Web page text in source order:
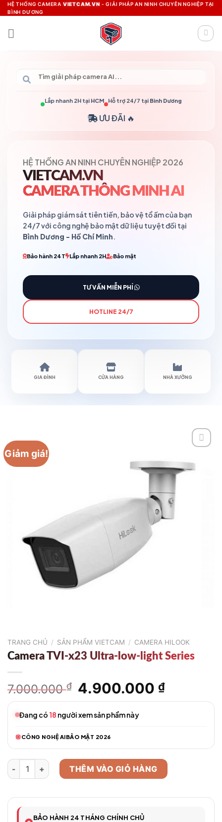
Skip
to
content
HỆ THỐNG CAMERA VIETCAM.VN - GIẢI PHÁP AN NINH CHUYÊN NGHIỆP TẠI
BÌNH DƯƠNG
Lắp nhanh 2H tại HCM Hỗ trợ 24/7 tại Bình Dương
ƯU ĐÃI 🔥
HỆ THỐNG AN NINH CHUYÊN NGHIỆP 2026
VIETCAM.VN
CAMERA THÔNG MINH AI
Giải pháp giám sát tiên tiến, bảo vệ tổ ấm của bạn
24/7 với công nghệ bảo mật dữ liệu tuyệt đối tại
Bình Dương - Hồ Chí Minh.
Bảo hành 24T Lắp nhanh 2H Bảo mật
TƯ VẤN MIỄN PHÍ
HOTLINE 24/7
GIA ĐÌNH CỬA HÀNG NHÀ XƯỞNG
Giảm giá!
TRANG CHỦ / SẢN PHẨM VIETCAM / CAMERA HILOOK
Camera TVI-x23 Ultra-low-light Series
7.000.000₫
Giá
gốc
là:
7.000.000 ₫.
4.900.000 ₫Giá
hiện
Đang có 18 người xem sản phẩm này
CÔNG NGHỆ AIBẢO MẬT 2026
Camera TVI-x23 Ultra-low-light Series số lượng
THÊM VÀO GIỎ HÀNG
BẢO HÀNH 24 THÁNG CHÍNH CHỦ